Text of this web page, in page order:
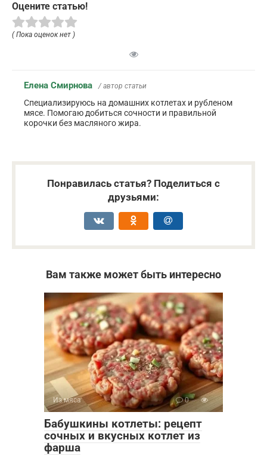
Оцените статью!
( Пока оценок нет )
Елена Смирнова / автор статьи
Специализируюсь на домашних котлетах и рубленом
мясе. Помогаю добиться сочности и правильной
корочки без масляного жира.
Понравилась статья? Поделиться с
друзьями:
Вам также может быть интересно
Из мяса 0
Бабушкины котлеты: рецепт
сочных и вкусных котлет из
фарша